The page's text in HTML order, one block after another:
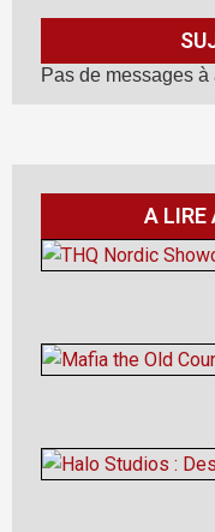
Pas de messages à
A LIRE